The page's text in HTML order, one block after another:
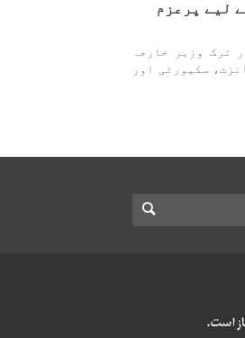
لیے پرعزم
ترک وزیر خارجہ
سکیورٹی اور